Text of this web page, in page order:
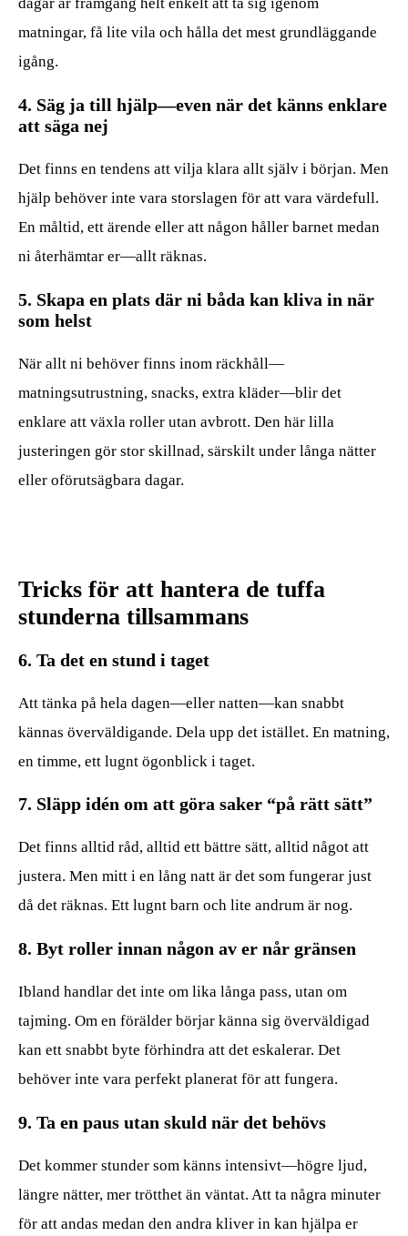
matningar, få lite vila och hålla det mest grundläggande
igång.
4. Säg ja till hjälp—even när det känns enklare
att säga nej
Det finns en tendens att vilja klara allt själv i början. Men
hjälp behöver inte vara storslagen för att vara värdefull.
En måltid, ett ärende eller att någon håller barnet medan
ni återhämtar er—allt räknas.
5. Skapa en plats där ni båda kan kliva in när
som helst
När allt ni behöver finns inom räckhåll—
matningsutrustning, snacks, extra kläder—blir det
enklare att växla roller utan avbrott. Den här lilla
justeringen gör stor skillnad, särskilt under långa nätter
eller oförutsägbara dagar.
Tricks för att hantera de tuffa
stunderna tillsammans
6. Ta det en stund i taget
Att tänka på hela dagen—eller natten—kan snabbt
kännas överväldigande. Dela upp det istället. En matning,
en timme, ett lugnt ögonblick i taget.
7. Släpp idén om att göra saker “på rätt sätt”
Det finns alltid råd, alltid ett bättre sätt, alltid något att
justera. Men mitt i en lång natt är det som fungerar just
då det räknas. Ett lugnt barn och lite andrum är nog.
8. Byt roller innan någon av er når gränsen
Ibland handlar det inte om lika långa pass, utan om
tajming. Om en förälder börjar känna sig överväldigad
kan ett snabbt byte förhindra att det eskalerar. Det
behöver inte vara perfekt planerat för att fungera.
9. Ta en paus utan skuld när det behövs
Det kommer stunder som känns intensivt—högre ljud,
längre nätter, mer trötthet än väntat. Att ta några minuter
för att andas medan den andra kliver in kan hjälpa er